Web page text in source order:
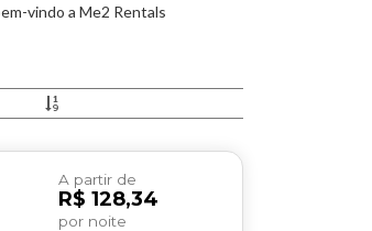
vindo a Me2 Rentals
A partir de
R$ 128,34
por noite